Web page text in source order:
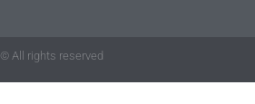
© All rights reserved